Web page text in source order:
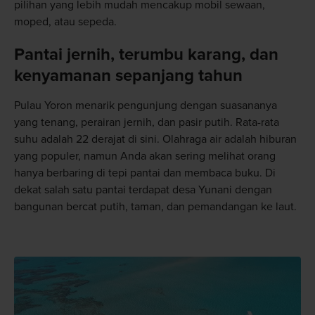
pilihan yang lebih mudah mencakup mobil sewaan,
moped, atau sepeda.
Pantai jernih, terumbu karang, dan
kenyamanan sepanjang tahun
Pulau Yoron menarik pengunjung dengan suasananya
yang tenang, perairan jernih, dan pasir putih. Rata-rata
suhu adalah 22 derajat di sini. Olahraga air adalah hiburan
yang populer, namun Anda akan sering melihat orang
hanya berbaring di tepi pantai dan membaca buku. Di
dekat salah satu pantai terdapat desa Yunani dengan
bangunan bercat putih, taman, dan pemandangan ke laut.